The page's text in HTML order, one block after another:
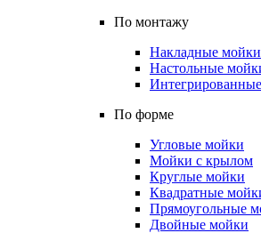
По монтажу
Накладные мойки
Настольные
По форме
Угловые мойки
Мойки с крылом
Круглые мойки
Квадратные
Прямоугольные
Двойные мойки